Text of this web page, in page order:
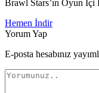
Brawl Stars’ın Oyun
Hemen İndir
Yorum Yap
E-posta hesabınız